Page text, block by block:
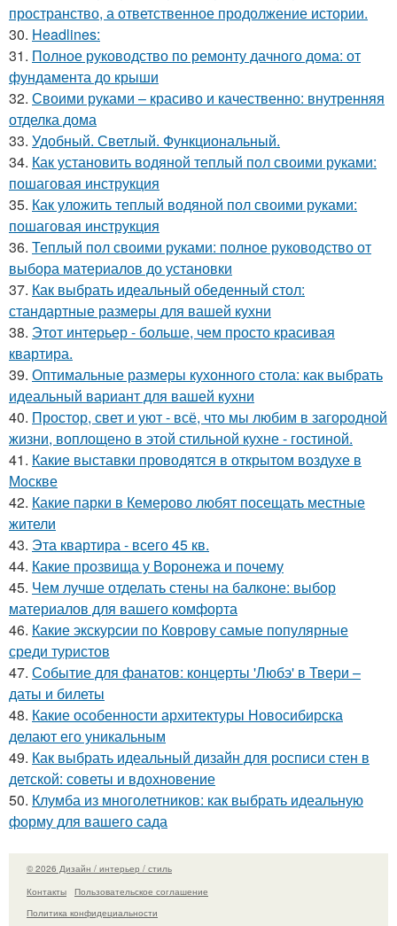
пространство, а ответственное продолжение истории.
30. Headlines:
31. Полное руководство по ремонту дачного дома: от
фундамента до крыши
32. Своими руками – красиво и качественно: внутренняя
отделка дома
33. Удобный. Светлый. Функциональный.
34. Как установить водяной теплый пол своими руками:
пошаговая инструкция
35. Как уложить теплый водяной пол своими руками:
пошаговая инструкция
36. Теплый пол своими руками: полное руководство от
выбора материалов до установки
37. Как выбрать идеальный обеденный стол:
стандартные размеры для вашей кухни
38. Этот интерьер - больше, чем просто красивая
квартира.
39. Оптимальные размеры кухонного стола: как выбрать
идеальный вариант для вашей кухни
40. Простор, свет и уют - всё, что мы любим в загородной
жизни, воплощено в этой стильной кухне - гостиной.
41. Какие выставки проводятся в открытом воздухе в
Москве
42. Какие парки в Кемерово любят посещать местные
жители
43. Эта квартира - всего 45 кв.
44. Какие прозвища у Воронежа и почему
45. Чем лучше отделать стены на балконе: выбор
материалов для вашего комфорта
46. Какие экскурсии по Коврову самые популярные
среди туристов
47. Событие для фанатов: концерты 'Любэ' в Твери –
даты и билеты
48. Какие особенности архитектуры Новосибирска
делают его уникальным
49. Как выбрать идеальный дизайн для росписи стен в
детской: советы и вдохновение
50. Клумба из многолетников: как выбрать идеальную
форму для вашего сада
© 2026 Дизайн / интерьер / стиль
Контакты
Пользовательское соглашение
Политика конфидециальности